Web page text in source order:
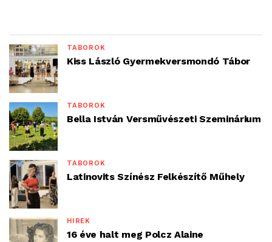
TÁBOROK
Kiss László Gyermekversmondó Tábor
TÁBOROK
Bella István Versművészeti Szeminárium
TÁBOROK
Latinovits Színész Felkészítő Műhely
HÍREK
16 éve halt meg Polcz Alaine